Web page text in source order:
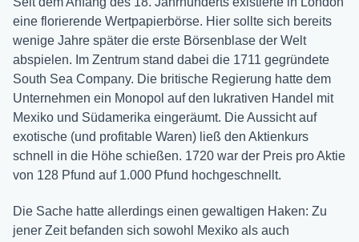
eine florierende Wertpapierbörse. Hier sollte sich bereits
wenige Jahre später die erste Börsenblase der Welt
abspielen. Im Zentrum stand dabei die 1711 gegründete
South Sea Company. Die britische Regierung hatte dem
Unternehmen ein Monopol auf den lukrativen Handel mit
Mexiko und Südamerika eingeräumt. Die Aussicht auf
exotische (und profitable Waren) ließ den Aktienkurs
schnell in die Höhe schießen. 1720 war der Preis pro Aktie
von 128 Pfund auf 1.000 Pfund hochgeschnellt.
Die Sache hatte allerdings einen gewaltigen Haken: Zu
jener Zeit befanden sich sowohl Mexiko als auch